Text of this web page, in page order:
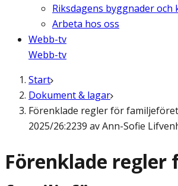
Riksdagens byggnader och
Arbeta hos oss
Webb-tv
Webb-tv
Start
Dokument & lagar
Förenklade regler för
2025/26:2239 av Ann-Sofie
Förenklade regler